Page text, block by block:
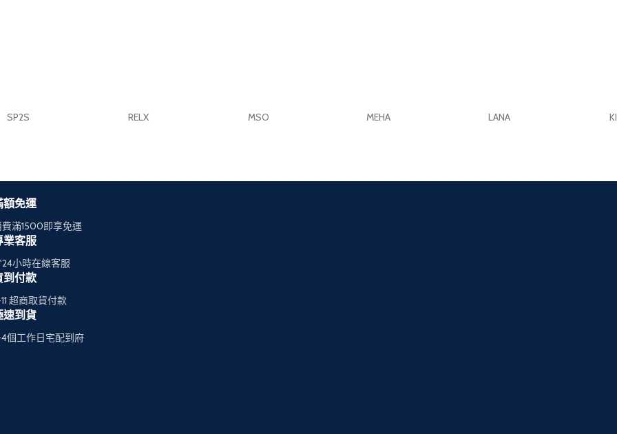
SP2S RELX MSO MEHA LANA
額免運
費滿1500即享免運
業客服
小時在線客服
到付款
超商取貨付款
速到貨
個工作日宅配到府